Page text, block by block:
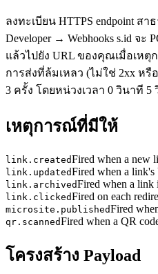
ลงทะเบียน HTTPS endpoint สา
Developer → Webhooks s.id จะ
แล้วไปยัง URL ของคุณเมื่อเห
การส่งที่ล้มเหลว (ไม่ใช่ 2xx ห
3 ครั้ง โดยหน่วงเวลา 0 วินาที 5
เหตุการณ์ที่มีให้
link.createdFired when a new
link.updatedFired when a link's
link.archivedFired when a link
link.clickedFired on each
microsite.publishedFired
qr.scannedFired when a QR
โครงสร้าง Payload